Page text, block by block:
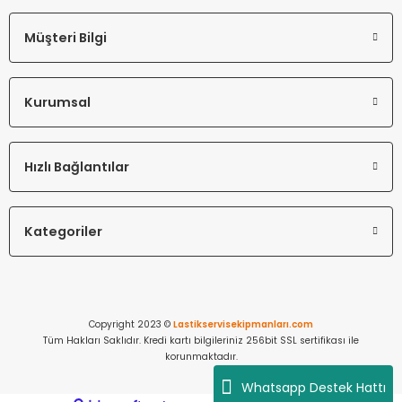
Whatsapp Destek Hattı
Müşteri Bilgi
Kurumsal
Hızlı Bağlantılar
Kategoriler
Copyright 2023 © Lastikservisekipmanları.com
Tüm Hakları Saklıdır. Kredi kartı bilgileriniz 256bit SSL sertifikası ile
korunmaktadır.